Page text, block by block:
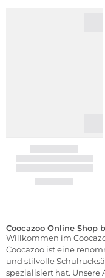
Coocazoo Online Shop
Willkommen im
Coocazoo ist eine
und stilvolle
spezialisiert hat. Unsere